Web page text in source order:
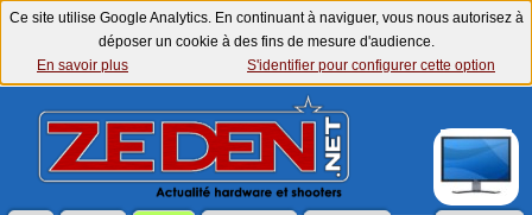
Ce site utilise Google Analytics. En continuant à naviguer, vous nous autorisez à
déposer un cookie à des fins de mesure d'audience.
En savoir plus
S'identifier pour configurer cette option